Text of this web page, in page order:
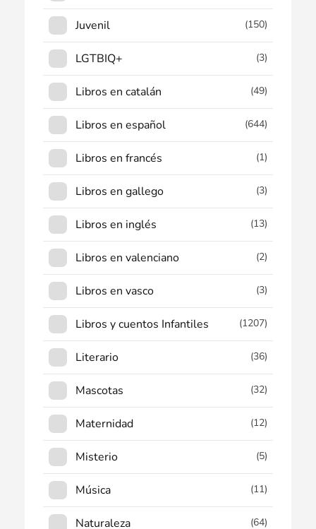
Juvenil (150)
LGTBIQ+ (3)
Libros en catalán (49)
Libros en español (644)
Libros en francés (1)
Libros en gallego (3)
Libros en inglés (13)
Libros en valenciano (2)
Libros en vasco (3)
Libros y cuentos Infantiles (1207)
Literario (36)
Mascotas (32)
Maternidad (12)
Misterio (5)
Música (11)
Naturaleza (64)